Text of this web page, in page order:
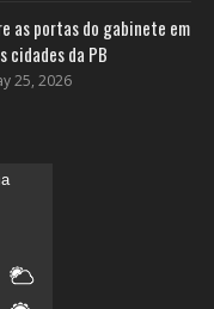
as portas do gabinete em
cidades da PB
25, 2026